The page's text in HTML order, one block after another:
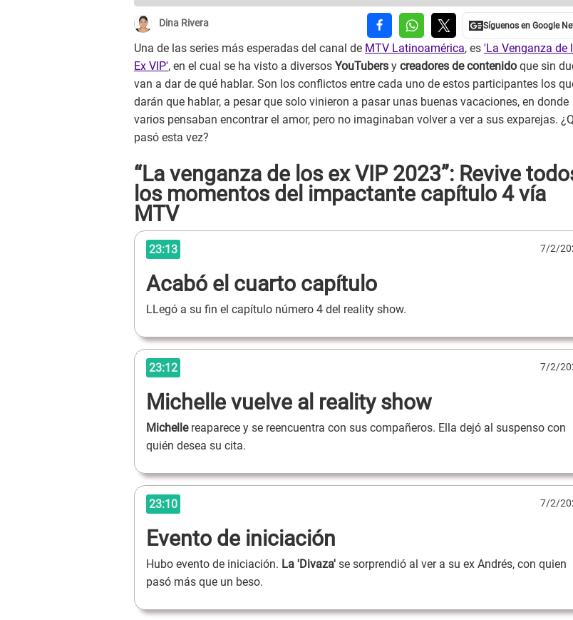
Dina Rivera
Una de las series más esperadas del canal de MTV Latinoamérica, es 'La Venganza de
Ex VIP', en el cual se ha visto a diversos YouTubers y creadores de contenido que sin
van a dar de qué hablar. Son los conflictos entre cada uno de estos participantes los
darán que hablar, a pesar que solo vinieron a pasar unas buenas vacaciones, en donde
varios pensaban encontrar el amor, pero no imaginaban volver a ver a sus exparejas.
pasó esta vez?
“La venganza de los ex VIP 2023”: Revive
los momentos del impactante capítulo 4 vía
MTV
23:13 7/2/
Acabó el cuarto capítulo
LLegó a su fin el capítulo número 4 del reality show.
23:12 7/2/
Michelle vuelve al reality show
Michelle reaparece y se reencuentra con sus compañeros. Ella dejó al suspenso con
quién desea su cita.
23:10 7/2/
Evento de iniciación
Hubo evento de iniciación. La 'Divaza' se sorprendió al ver a su ex Andrés, con quien
pasó más que un beso.